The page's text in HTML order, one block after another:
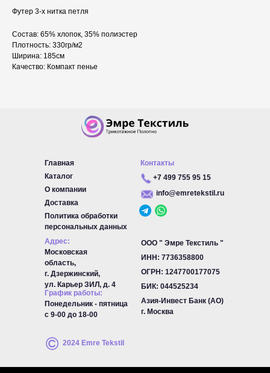
Футер 3-х нитка петля
Состав: 65% хлопок, 35% полиэстер
Плотность: 330гр/м2
Ширина: 185см
Качество: Компакт пенье
2024 Emre Tekstil
Контакты
Адрес:
Московская
область,
г. Дзержинский,
ул. Карьер ЗИЛ, д. 4
График работы:
Понедельник - пятница
с 9-00 до 18-00
+7 499 755 95 15
info@emretekstil.ru
ООО " Эмре Текстиль "
ИНН: 7736358800
ОГРН: 1247700177075
БИК: 044525234
Азия-Инвест Банк (АО)
г. Москва
Главная
Каталог
О компании
Доставка
Политика обработки
персональных данных